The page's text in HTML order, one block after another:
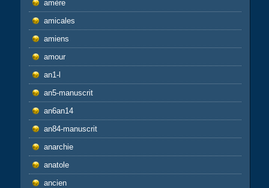
amère
amicales
amiens
amour
an1-l
an5-manuscrit
an6an14
an84-manuscrit
anarchie
anatole
ancien